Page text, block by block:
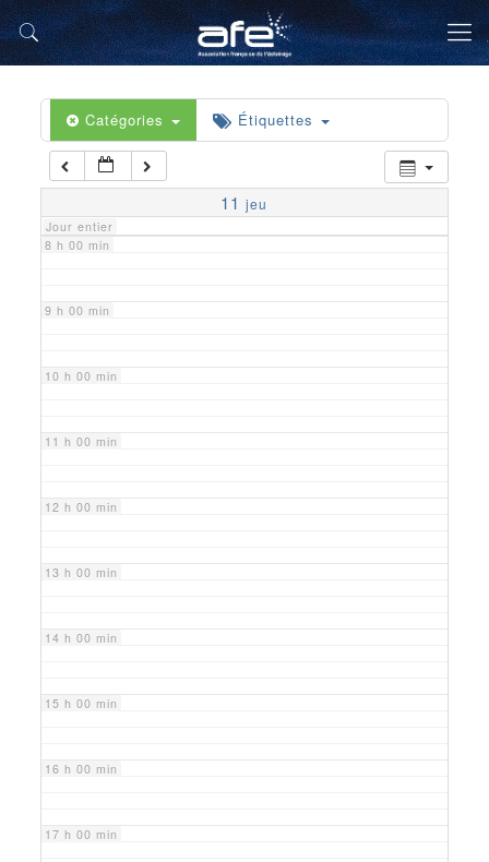
Catégories Étiquettes
11 jeu
Jour entier
5 h 00 min
6 h 00 min
7 h 00 min
8 h 00 min
9 h 00 min
10 h 00 min
11 h 00 min
12 h 00 min
13 h 00 min
14 h 00 min
15 h 00 min
16 h 00 min
17 h 00 min